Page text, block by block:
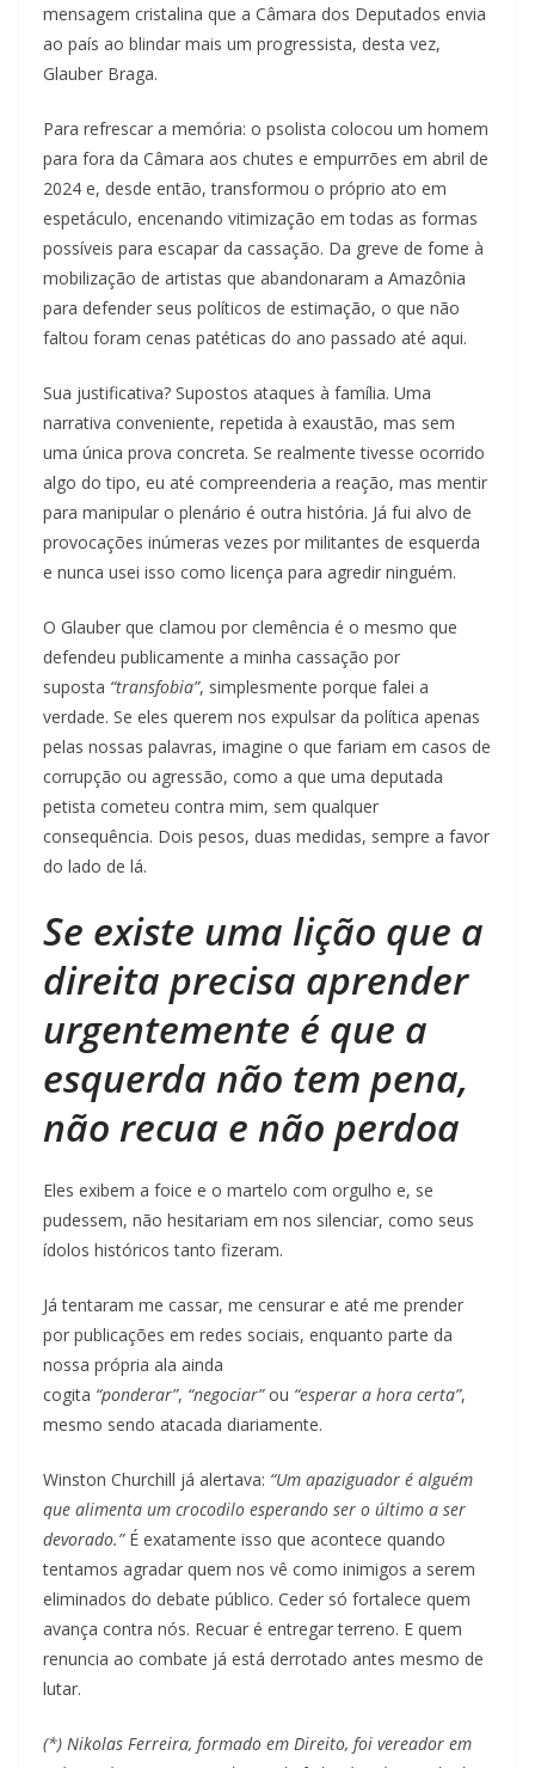
mensagem cristalina que a Câmara dos Deputados envia
ao país ao blindar mais um progressista, desta vez,
Glauber Braga.
Para refrescar a memória: o psolista colocou um homem
para fora da Câmara aos chutes e empurrões em abril de
2024 e, desde então, transformou o próprio ato em
espetáculo, encenando vitimização em todas as formas
possíveis para escapar da cassação. Da greve de fome à
mobilização de artistas que abandonaram a Amazônia
para defender seus políticos de estimação, o que não
faltou foram cenas patéticas do ano passado até aqui.
Sua justificativa? Supostos ataques à família. Uma
narrativa conveniente, repetida à exaustão, mas sem
uma única prova concreta. Se realmente tivesse ocorrido
algo do tipo, eu até compreenderia a reação, mas mentir
para manipular o plenário é outra história. Já fui alvo de
provocações inúmeras vezes por militantes de esquerda
e nunca usei isso como licença para agredir ninguém.
O Glauber que clamou por clemência é o mesmo que
defendeu publicamente a minha cassação por
suposta “transfobia”, simplesmente porque falei a
verdade. Se eles querem nos expulsar da política apenas
pelas nossas palavras, imagine o que fariam em casos de
corrupção ou agressão, como a que uma deputada
petista cometeu contra mim, sem qualquer
consequência. Dois pesos, duas medidas, sempre a favor
do lado de lá.
Se existe uma lição que a
direita precisa aprender
urgentemente é que a
esquerda não tem pena,
não recua e não perdoa
Eles exibem a foice e o martelo com orgulho e, se
pudessem, não hesitariam em nos silenciar, como seus
ídolos históricos tanto fizeram.
Já tentaram me cassar, me censurar e até me prender
por publicações em redes sociais, enquanto parte da
nossa própria ala ainda
cogita “ponderar”, “negociar”ou “esperar a hora certa”,
mesmo sendo atacada diariamente.
Winston Churchill já alertava: “Um apaziguador é alguém
que alimenta um crocodilo esperando ser o último a ser
devorado.”É exatamente isso que acontece quando
tentamos agradar quem nos vê como inimigos a serem
eliminados do debate público. Ceder só fortalece quem
avança contra nós. Recuar é entregar terreno. E quem
renuncia ao combate já está derrotado antes mesmo de
lutar.
(*) Nikolas Ferreira, formado em Direito, foi vereador em